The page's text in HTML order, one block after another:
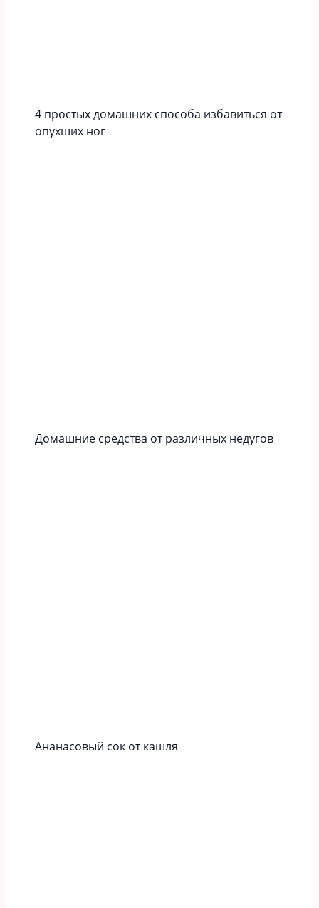
4 простых домашних способа избавиться от
опухших ног
Домашние средства от различных недугов
Ананасовый сок от кашля